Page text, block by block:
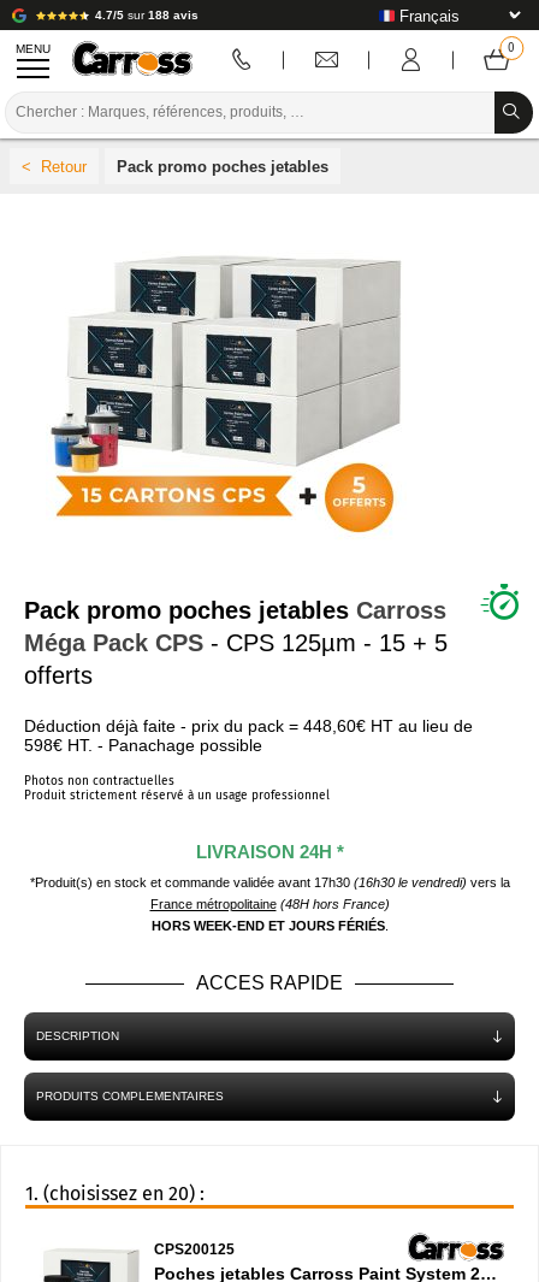
4.7/5 sur188 avis
MENU
PREPARATION / PEINTURE / FINITION
CONSOMMABLE CARROSSERIE
OUTILLAGE CARROSSERIE
ÉQUIPEMENT ATELIER CARROSSERIE
INSTALLATION LABO
Pack promo poches jetables
Pack promo poches jetables Carross
Méga Pack CPS - CPS 125µm - 15 + 5
offerts
Déduction déjà faite - prix du pack = 448,60€ HT au lieu de
598€ HT. - Panachage possible
Photos non contractuelles
Produit strictement réservé à un usage professionnel
LIVRAISON 24H *
*Produit(s) en stock et commande validée avant 17h30 (16h30 le vendredi) vers la
France métropolitaine (48H hors France)
HORS WEEK-END ET JOURS FÉRIÉS.
ACCES RAPIDE
DESCRIPTION
PRODUITS COMPLEMENTAIRES
(choisissez en 20) :
CPS200125
Poches jetables Carross Paint System 200ml